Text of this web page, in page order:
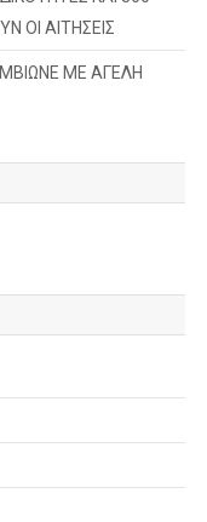
ΟΙ ΑΙΤΗΣΕΙΣ
ΜΕ ΑΓΕΛΗ